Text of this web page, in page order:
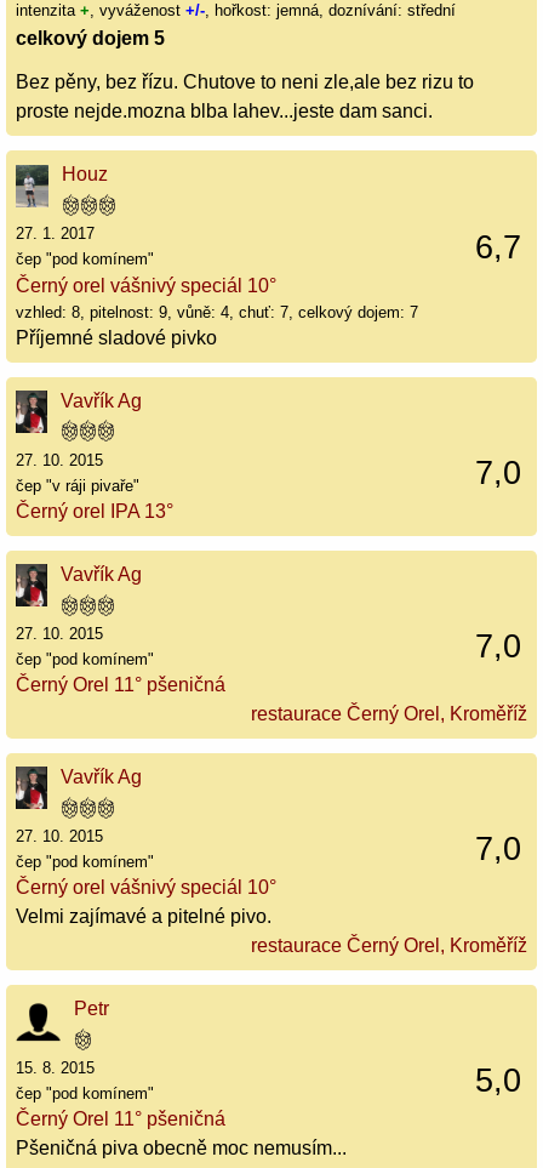
intenzita +, vyváženost +/-, hořkost: jemná, doznívání: střední
celkový dojem 5
Bez pěny, bez řízu. Chutove to neni zle,ale bez rizu to
proste nejde.mozna blba lahev...jeste dam sanci.
Houz
6,7
27. 1. 2017
čep "pod komínem"
Černý orel vášnivý speciál 10°
vzhled: 8, pitelnost: 9, vůně: 4, chuť: 7, celkový dojem: 7
Příjemné sladové pivko
Vavřík Ag
7,0
27. 10. 2015
čep "v ráji pivaře"
Černý orel IPA 13°
Vavřík Ag
7,0
27. 10. 2015
čep "pod komínem"
Černý Orel 11° pšeničná
restaurace Černý Orel, Kroměříž
Vavřík Ag
7,0
27. 10. 2015
čep "pod komínem"
Černý orel vášnivý speciál 10°
Velmi zajímavé a pitelné pivo.
restaurace Černý Orel, Kroměříž
Petr
5,0
15. 8. 2015
čep "pod komínem"
Černý Orel 11° pšeničná
Pšeničná piva obecně moc nemusím...